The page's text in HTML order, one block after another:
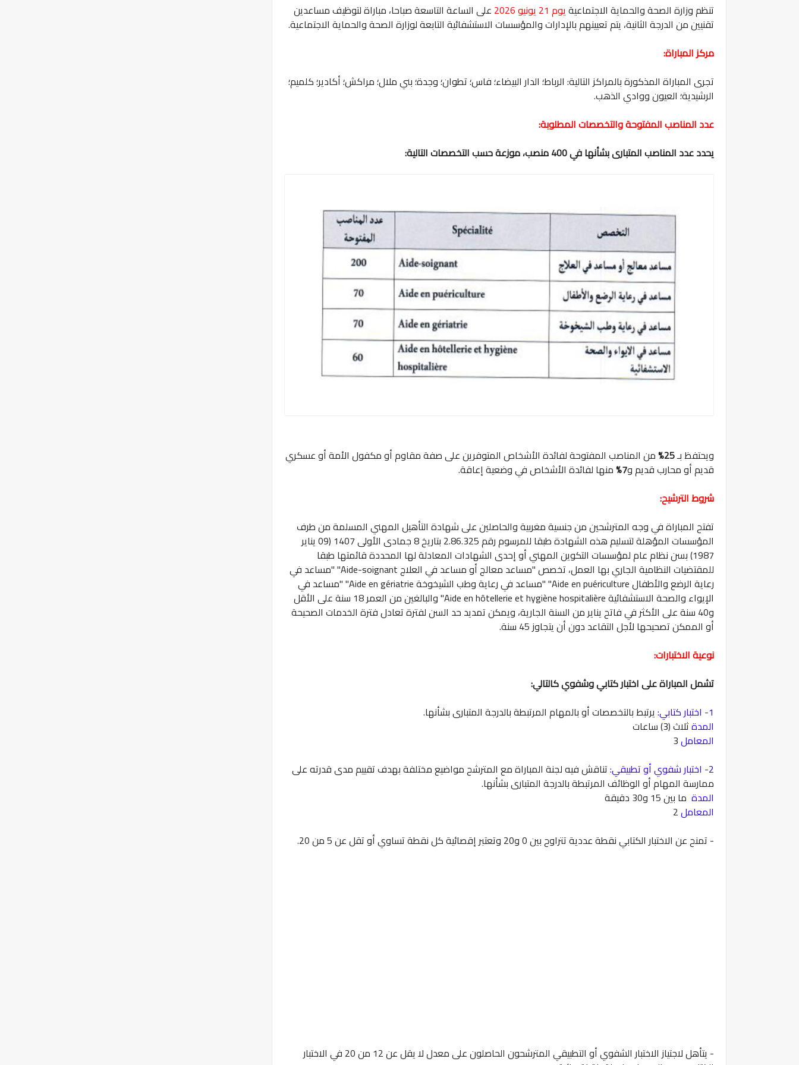
تنظم وزارة الصحة والحماية الاجتماعية يوم 21 يونيو 2026
على الساعة التاسعة صباحا، مباراة لتوظيف مساعدين
تقنيين من الدرجة الثانية، يتم تعيينهم بالإدارات والمؤسسات الاستشفائية التابعة لوزارة الصحة والحماية الاجتماعية.
مركز المباراة:
تجرى المباراة المذكورة بالمراكز التالية: الرباط؛ الدار البيضاء؛ فاس؛ تطوان؛ وجدة؛ بني ملال؛ مراكش؛ أكادير؛ كلميم؛
الرشيدية؛ العيون ووادي الذهب.
عدد المناصب المفتوحة والتخصصات المطلوبة:
يحدد عدد المناصب المتبارى بشأنها في 400 منصب، موزعة حسب التخصصات التالية:
ويحتفظ بـ25% من المناصب المفتوحة لفائدة الأشخاص المتوفرين على صفة مقاوم أو مكفول الأمة أو عسكري
قديم أو محارب قديم و7% منها لفائدة الأشخاص في وضعية إعاقة.
شروط الترشيح:
تفتح المباراة في وجه المترشحين من جنسية مغربية والحاصلين على شهادة التأهيل المهني المسلمة من طرف
المؤسسات المؤهلة لتسليم هذه الشهادة طبقا للمرسوم رقم 2.86.325 بتاريخ 8 جمادى الأولى 1407 (09 يناير
1987) بسن نظام عام لمؤسسات التكوين المهني أو إحدى الشهادات المعادلة لها المحددة قائمتها طبقا
للمقتضيات النظامية الجاري بها العمل، تخصص "مساعد معالج أو مساعد في العلاج Aide-soignant" "مساعد في
رعاية الرضع والأطفال Aide en puériculture" "مساعد في رعاية وطب الشيخوخة Aide en gériatrie" "مساعد في
الإيواء والصحة الاستشفائية Aide en hôtellerie et hygiène hospitalière" والبالغين من العمر 18 سنة على الأقل
و40 سنة على الأكثر في فاتح يناير من السنة الجارية، ويمكن تمديد حد السن لفترة تعادل فترة الخدمات الصحيحة
أو الممكن تصحيحها لأجل التقاعد دون أن يتجاوز 45 سنة.
نوعية الاختبارات:
تشمل المباراة على اختبار كتابي وشفوي كالتالي:
1- اختبار كتابي:
يرتبط بالتخصصات أو بالمهام المرتبطة بالدرجة المتبارى بشأنها.
المدةثلاث (3) ساعات
المعامل
2- اختبار شفوي أو تطبيقي:
تناقش فيه لجنة المباراة مع المترشح مواضيع مختلفة بهدف تقييم مدى قدرته على
ممارسة المهام أو الوظائف المرتبطة بالدرجة المتبارى بشأنها.
المدة ما بين 15 و30 دقيقة
المعامل
- تمنح عن الاختبار الكتابي نقطة عددية تتراوح بين 0 و20 وتعتبر إقصائية كل نقطة تساوي أو تقل عن 5 من 20.
- يتأهل لاجتياز الاختبار الشفوي أو التطبيقي المترشحون الحاصلون على معدل لا يقل عن 12 من 20 في الاختبار